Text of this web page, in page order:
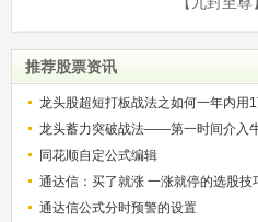
推荐股票资讯
龙头股超短打板战法之如何一年内用
解）
龙头蓄力突破战法——第一时间介入
的技巧（图解）
同花顺自定公式编辑
通达信：买了就涨 一涨就停的选股技
通达信公式分时预警的设置